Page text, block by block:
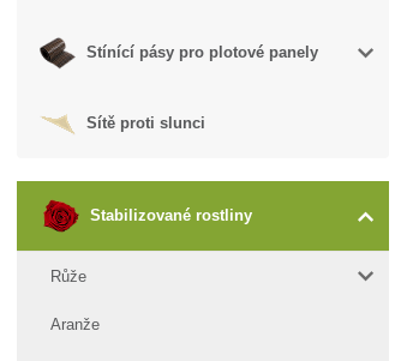
Stínící pásy pro plotové panely
Sítě proti slunci
Stabilizované rostliny
Růže
Aranže